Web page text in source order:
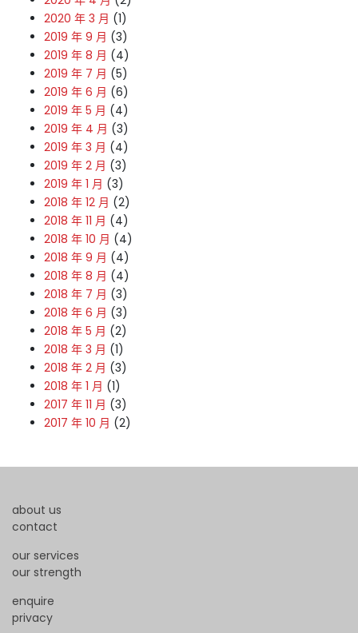
2020 年 3 月 (1)
2019 年 9 月 (3)
2019 年 8 月 (4)
2019 年 7 月 (5)
2019 年 6 月 (6)
2019 年 5 月 (4)
2019 年 4 月 (3)
2019 年 3 月 (4)
2019 年 2 月 (3)
2019 年 1 月 (3)
2018 年 12 月 (2)
2018 年 11 月 (4)
2018 年 10 月 (4)
2018 年 9 月 (4)
2018 年 8 月 (4)
2018 年 7 月 (3)
2018 年 6 月 (3)
2018 年 5 月 (2)
2018 年 3 月 (1)
2018 年 2 月 (3)
2018 年 1 月 (1)
2017 年 11 月 (3)
2017 年 10 月 (2)
about us
contact
our services
our strength
enquire
privacy